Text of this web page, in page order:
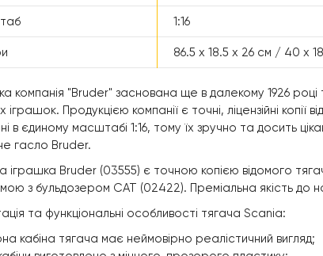
1:16
86.5 x 18.5 x 26 см / 40 x
компанія "Bruder" заснована ще в далекому 1926 році
іграшок. Продукцією компанії є точні, ліцензійні копії
в єдиному масштабі 1:16, тому їх зручно та досить
гасло Bruder.
іграшка Bruder (03555) є точною копією відомого
з бульдозером CAT (02422). Преміальна якість до
та функціональні особливості тягача Scania:
кабіна тягача має неймовірно реалістичний вигляд;